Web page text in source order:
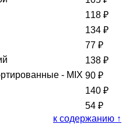
118 ₽
134 ₽
77 ₽
138 ₽
- MIX 90 ₽
140 ₽
54 ₽
к содержанию ↑